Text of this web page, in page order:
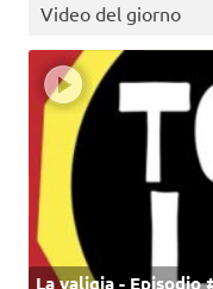
Video del giorno
La valigia -